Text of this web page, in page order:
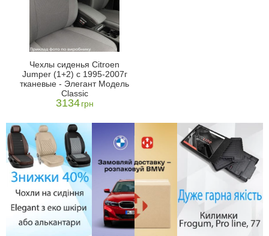
Чехлы сиденья Citroen
Jumper (1+2) с 1995-2007г
тканевые - Элегант Модель
Classic
3134 грн